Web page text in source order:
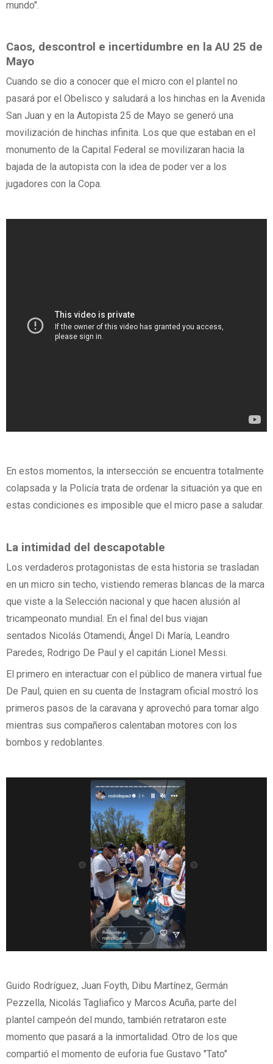
mundo".
Caos, descontrol e incertidumbre en la AU 25 de
Mayo
Cuando se dio a conocer que el micro con el plantel no
pasará por el Obelisco y saludará a los hinchas en la Avenida
San Juan y en la Autopista 25 de Mayo se generó una
movilización de hinchas infinita. Los que que estaban en el
monumento de la Capital Federal se movilizaran hacia la
bajada de la autopista con la idea de poder ver a los
jugadores con la Copa.
En estos momentos, la intersección se encuentra totalmente
colapsada y la Policía trata de ordenar la situación ya que en
estas condiciones es imposible que el micro pase a saludar.
La intimidad del descapotable
Los verdaderos protagonistas de esta historia se trasladan
en un micro sin techo, vistiendo remeras blancas de la marca
que viste a la Selección nacional y que hacen alusión al
tricampeonato mundial. En el final del bus viajan
sentados Nicolás Otamendi, Ángel Di María, Leandro
Paredes, Rodrigo De Paul y el capitán Lionel Messi.
El primero en interactuar con el público de manera virtual fue
De Paul, quien en su cuenta de Instagram oficial mostró los
primeros pasos de la caravana y aprovechó para tomar algo
mientras sus compañeros calentaban motores con los
bombos y redoblantes.
Guido Rodríguez, Juan Foyth, Dibu Martínez, Germán
Pezzella, Nicolás Tagliafico y Marcos Acuña, parte del
plantel campeón del mundo, también retrataron este
momento que pasará a la inmortalidad. Otro de los que
compartió el momento de euforia fue Gustavo "Tato"